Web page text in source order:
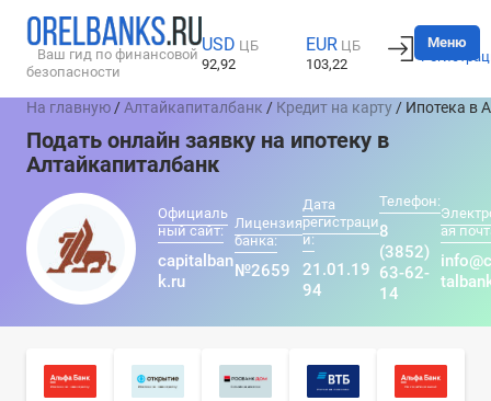
Ваш гид по финансовой
безопасности
USD ЦБ
92,92
EUR ЦБ
103,22
Вход
Меню
На главную /Алтайкапиталбанк / Кредит на карту / Ипотека в
Подать онлайн заявку на ипотеку в
Алтайкапиталбанк
Официаль
ный сайт:
capitalban
k.ru
Лицензия
банка:
№2659
Дата
регистраци
и:
21.01.19
94
Телефон:
8
(3852)
63-62-
14
ая